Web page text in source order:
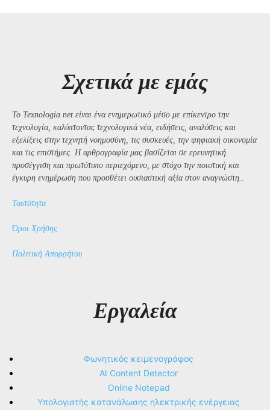
Σχετικά με εμάς
Το Texnologia.net είναι ένα ενημερωτικό μέσο με επίκεντρο την
τεχνολογία, καλύπτοντας τεχνολογικά νέα, ειδήσεις, αναλύσεις και
εξελίξεις στην τεχνητή νοημοσύνη, τις συσκευές, την ψηφιακή οικονομία
και τις επιστήμες. Η αρθρογραφία μας βασίζεται σε ερευνητική
προσέγγιση και πρωτότυπο περιεχόμενο, με στόχο την ποιοτική και
έγκυρη ενημέρωση που προσθέτει ουσιαστική αξία στον αναγνώστη..
Ταυτότητα
Όροι Χρήσης
Πολιτική Απορρήτου
Εργαλεία
Φωνητικός κειμενογράφος
AI Content Detector
Online Notepad
Υπολογιστής κατανάλωσης ηλεκτρικής ενέργειας